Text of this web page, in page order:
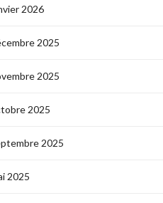
2026
2025
2025
2025
2025
2025